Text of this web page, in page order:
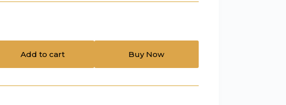
Add to cart Buy Now